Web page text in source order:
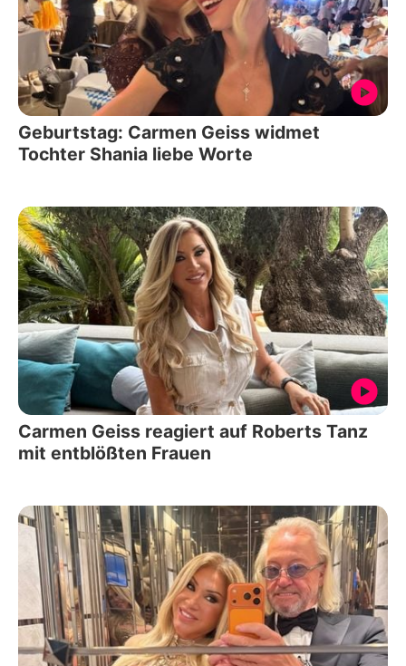
Geburtstag: Carmen Geiss widmet
Tochter Shania liebe Worte
Carmen Geiss reagiert auf Roberts Tanz
mit entblößten Frauen